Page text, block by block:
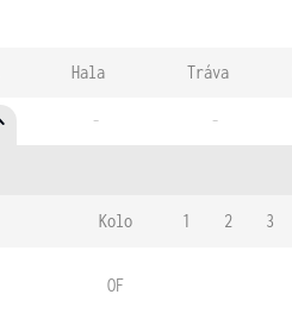
Hala Tráva
- -
Kolo 1 2 3
OF